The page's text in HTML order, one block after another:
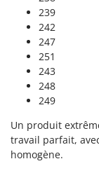
Épareuses
Épépineuses
Fendeuses à
Filets pour
Filtres
Classe
Clementi
Cofra
Comet
Cresco
Cruccolini
CTEK
239
242
247
251
243
248
249
Un produit
travail parfait,
homogène.